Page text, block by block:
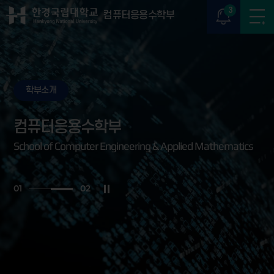
컴퓨터응용수학부 3
학부소개
컴퓨터응용수학부
School of Computer Engineering & Applied Mathematics
02 02